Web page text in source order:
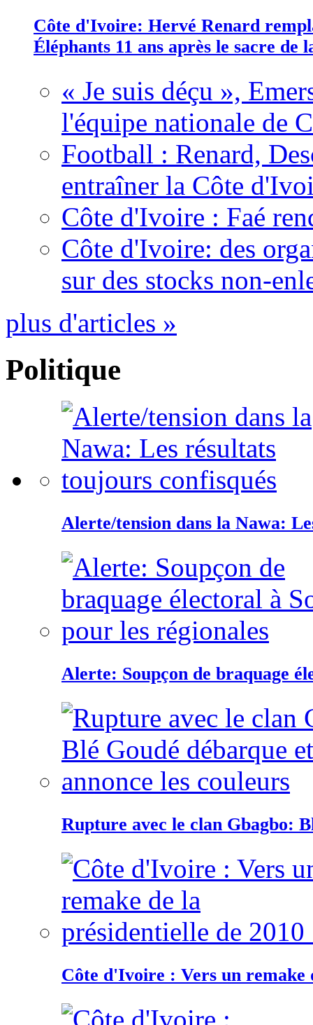
Côte d'Ivoire: Hervé Renard
Éléphants 11 ans après le sacre de
« Je suis déçu »,
l'équipe nationale de
Football : Renard,
entraîner la Côte
Côte d'Ivoire : Faé
Côte d'Ivoire: des
sur des stocks non-
plus d'articles »
Politique
Alerte/tension dans la Nawa:
Alerte: Soupçon de braquage
Rupture avec le clan Gbagbo:
Côte d'Ivoire : Vers un remake